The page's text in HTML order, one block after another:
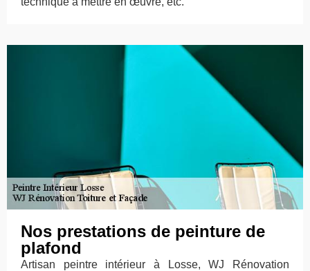
Nos prestations de peinture de
plafond
Artisan peintre intérieur à Losse, WJ Rénovation